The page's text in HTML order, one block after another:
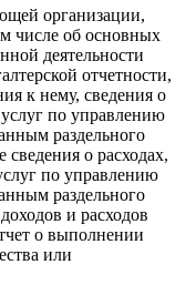
организации,
числе об основных
деятельности
отчетности,
к нему, сведения о
по управлению
раздельного
сведения о расходах,
по управлению
раздельного
и расходов
о выполнении
или